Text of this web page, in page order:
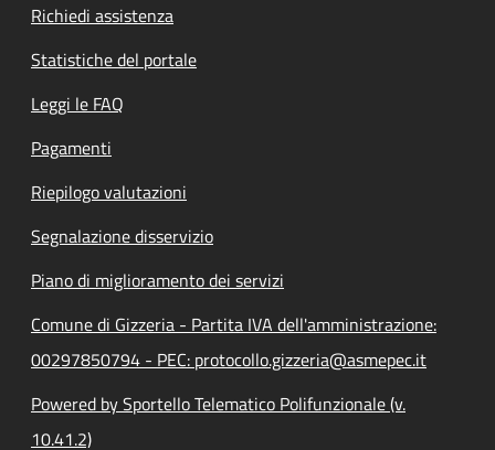
Richiedi assistenza
Statistiche del portale
Leggi le FAQ
Pagamenti
Riepilogo valutazioni
Segnalazione disservizio
Piano di miglioramento dei servizi
Comune di Gizzeria - Partita IVA dell'amministrazione:
00297850794 - PEC: protocollo.gizzeria@asmepec.it
Powered by Sportello Telematico Polifunzionale (v.
10.41.2)